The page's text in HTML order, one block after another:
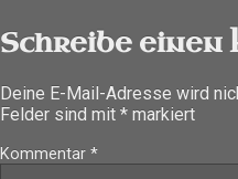
Schreibe einen
Deine E-Mail-Adresse wird
Felder sind mit * markiert
Kommentar *